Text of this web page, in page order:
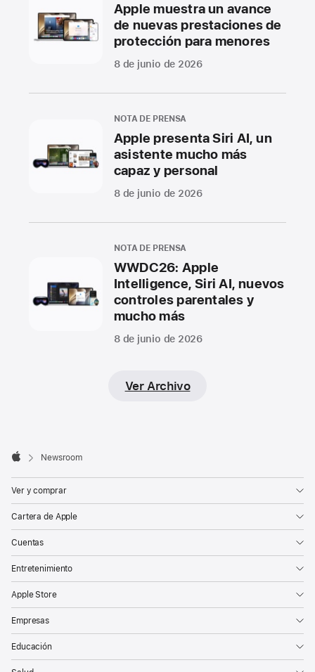
Apple muestra un avance
de nuevas prestaciones de
protección para menores
8 de junio de 2026
NOTA DE PRENSA
Apple presenta Siri AI, un
asistente mucho más
capaz y personal
8 de junio de 2026
NOTA DE PRENSA
WWDC26: Apple
Intelligence, Siri AI, nuevos
controles parentales y
mucho más
8 de junio de 2026
Ver Archivo
Footer

Newsroom
Ver y comprar
Cartera de Apple
Cuentas
Entretenimiento
Apple Store
Empresas
Educación